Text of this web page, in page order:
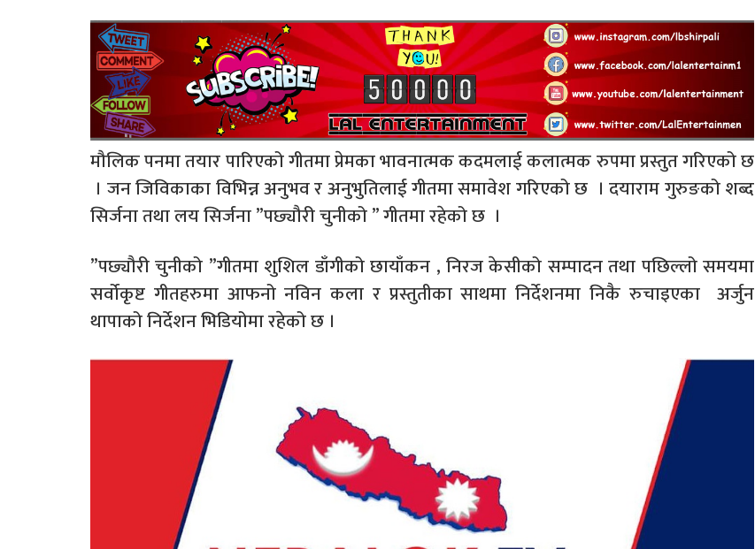
मौलिक पनमा तयार पारिएको गीतमा प्रेमका भावनात्मक कदमलाई कलात्मक रुपमा प्रस्तुत गरिएको छ
। जन जिविकाका विभिन्न अनुभव र अनुभुतिलाई गीतमा समावेश गरिएको छ । दयाराम गुरुङको शब्द
सिर्जना तथा लय सिर्जना ”पछ्यौरी चुनीको ” गीतमा रहेको छ ।
”पछ्यौरी चुनीको ”गीतमा शुशिल डाँगीको छायाँकन , निरज केसीको सम्पादन तथा पछिल्लो समयमा
सर्वोकृष्ट गीतहरुमा आफनो नविन कला र प्रस्तुतीका साथमा निर्देशनमा निकै रुचाइएका अर्जुन
थापाको निर्देशन भिडियोमा रहेको छ ।